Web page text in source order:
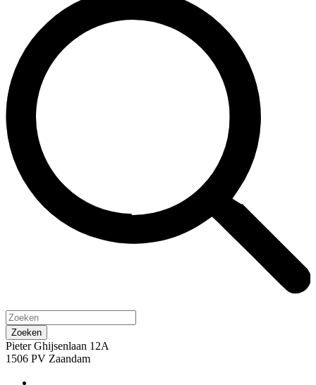
Pieter Ghijsenlaan 12A
1506 PV Zaandam